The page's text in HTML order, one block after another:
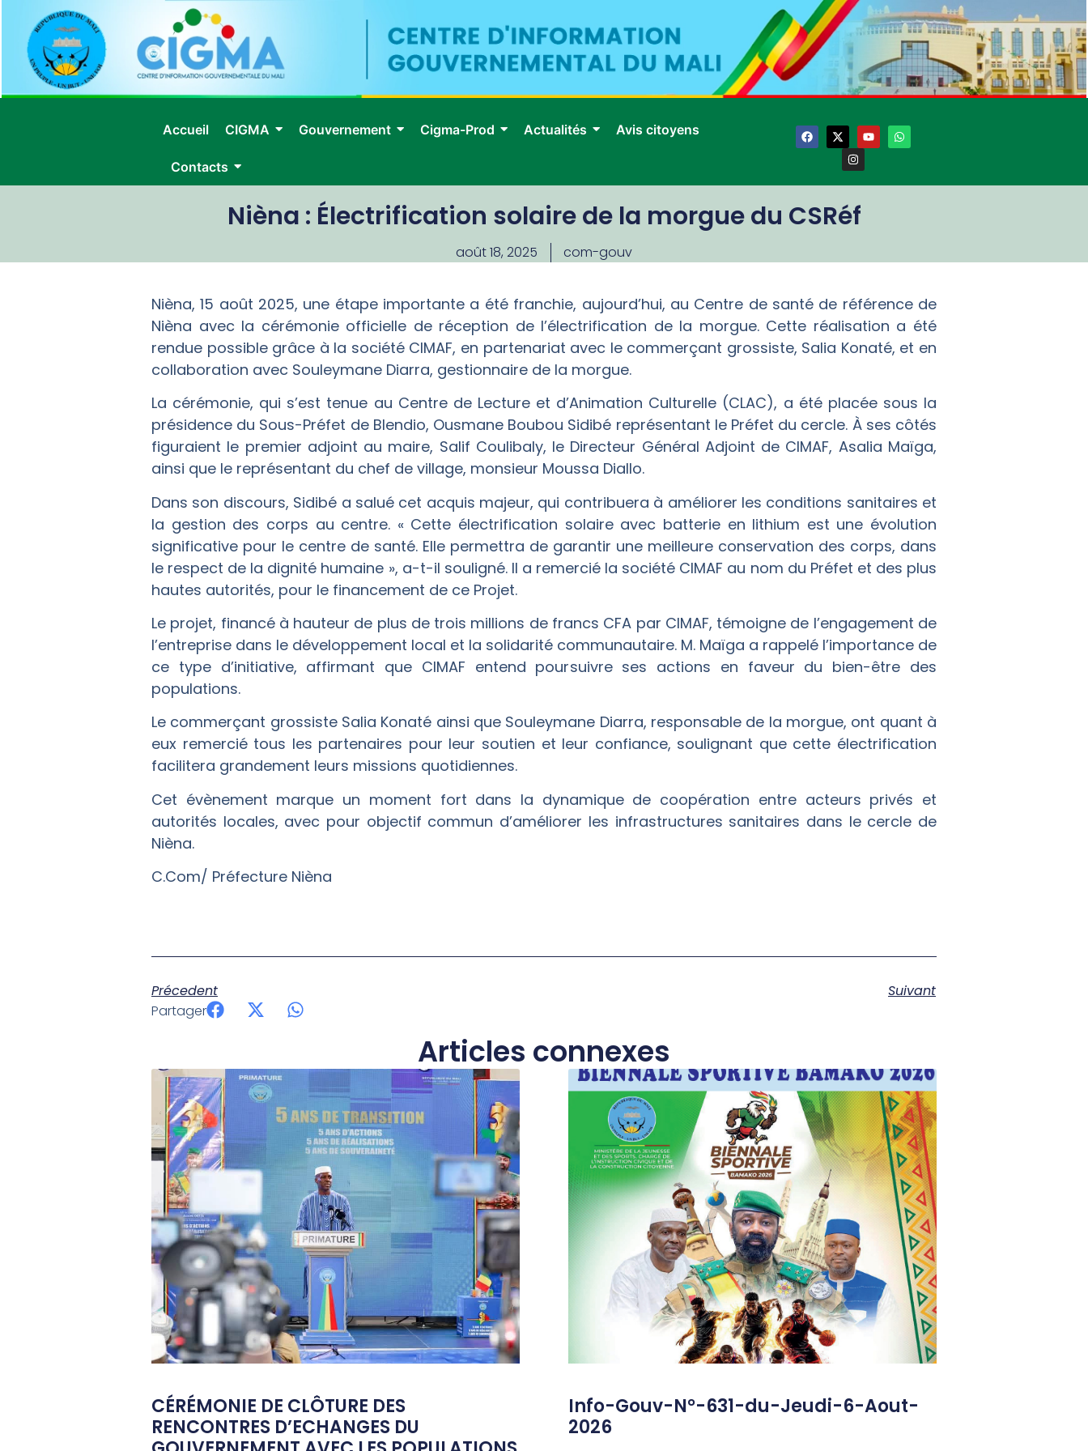
Accueil CIGMA Gouvernement Cigma-Prod Actualités Avis citoyens
Contacts
Nièna : Électrification solaire de la morgue du CSRéf
août 18, 2025 com-gouv
Nièna, 15 août 2025, une étape importante a été franchie, aujourd’hui, au Centre de santé de référence de
Nièna avec la cérémonie officielle de réception de l’électrification de la morgue. Cette réalisation a été
rendue possible grâce à la société CIMAF, en partenariat avec le commerçant grossiste, Salia Konaté, et en
collaboration avec Souleymane Diarra, gestionnaire de la morgue.
La cérémonie, qui s’est tenue au Centre de Lecture et d’Animation Culturelle (CLAC), a été placée sous la
présidence du Sous-Préfet de Blendio, Ousmane Boubou Sidibé représentant le Préfet du cercle. À ses côtés
figuraient le premier adjoint au maire, Salif Coulibaly, le Directeur Général Adjoint de CIMAF, Asalia Maïga,
ainsi que le représentant du chef de village, monsieur Moussa Diallo.
Dans son discours, Sidibé a salué cet acquis majeur, qui contribuera à améliorer les conditions sanitaires et
la gestion des corps au centre. « Cette électrification solaire avec batterie en lithium est une évolution
significative pour le centre de santé. Elle permettra de garantir une meilleure conservation des corps, dans
le respect de la dignité humaine », a-t-il souligné. Il a remercié la société CIMAF au nom du Préfet et des plus
hautes autorités, pour le financement de ce Projet.
Le projet, financé à hauteur de plus de trois millions de francs CFA par CIMAF, témoigne de l’engagement de
l’entreprise dans le développement local et la solidarité communautaire. M. Maïga a rappelé l’importance de
ce type d’initiative, affirmant que CIMAF entend poursuivre ses actions en faveur du bien-être des
populations.
Le commerçant grossiste Salia Konaté ainsi que Souleymane Diarra, responsable de la morgue, ont quant à
eux remercié tous les partenaires pour leur soutien et leur confiance, soulignant que cette électrification
facilitera grandement leurs missions quotidiennes.
Cet évènement marque un moment fort dans la dynamique de coopération entre acteurs privés et
autorités locales, avec pour objectif commun d’améliorer les infrastructures sanitaires dans le cercle de
Nièna.
C.Com/ Préfecture Nièna
Précedent
Suivant
Partager
Articles connexes
CÉRÉMONIE DE CLÔTURE DES
RENCONTRES D’ECHANGES DU
Info-Gouv-N°-631-du-Jeudi-6-Aout-
2026